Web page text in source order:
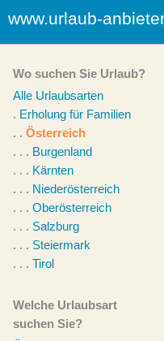
www.urlaub-
Wo suchen Sie Urlaub?
Alle Urlaubsarten
. Erholung für Familien
. . Österreich
. . . Burgenland
. . . Kärnten
. . . Niederösterreich
. . . Oberösterreich
. . . Salzburg
. . . Steiermark
. . . Tirol
Welche Urlaubsart
suchen Sie?